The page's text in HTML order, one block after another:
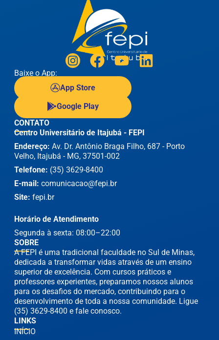
Baixe o App:
App Store
Google Play
SOBRE
A FEPI é uma tradicional faculdade no Sul de Minas,
dedicada a transformar vidas através de um ensino
superior de excelência. Com cursos práticos e
professores experientes, preparamos nossos alunos
para os desafios do mercado, contribuindo para o
desenvolvimento de toda a nossa comunidade. Ligue
(35) 3629-8400 e fale conosco.
LINKS
INÍCIO
CONTATO
Centro Universitário de Itajubá - FEPI
Endereço: Av. Dr. Antônio Braga Filho, 687 - Porto
Velho, Itajubá - MG, 37501-002
Telefone: (35) 3629-8400
E-mail: comunicacao@fepi.br
Site: fepi.br
Horário de Atendimento
Segunda à sexta: 08:00–22:00